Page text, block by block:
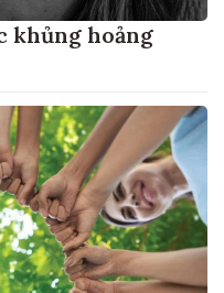
khủng hoảng